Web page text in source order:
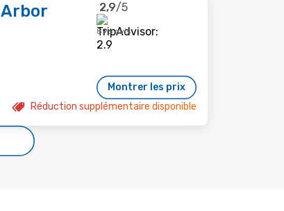
2,9/5
896 avis
Montrer les prix
Réduction supplémentaire disponible